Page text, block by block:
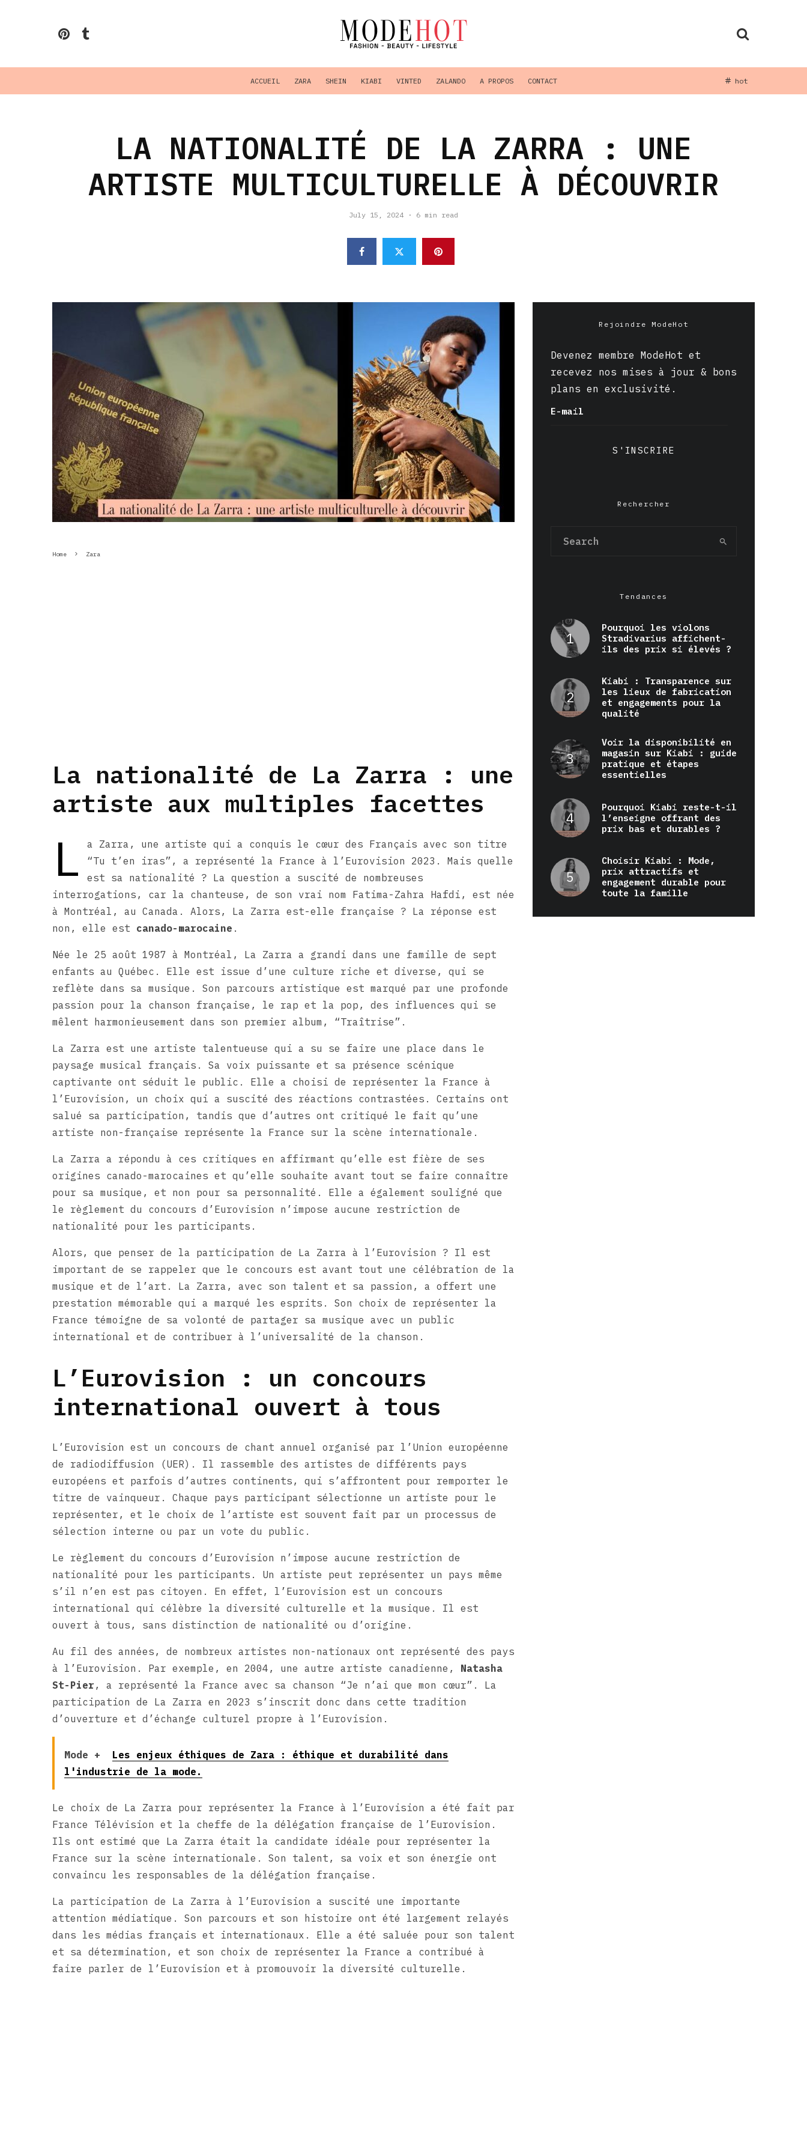
ACCUEIL ZARA SHEIN KIABI VINTED ZALANDO A PROPOS CONTACT hot
LA NATIONALITÉ DE LA ZARRA : UNE
ARTISTE MULTICULTURELLE À DÉCOUVRIR
July 15, 2024 · 6 min read
Home Zara
La nationalité de La Zarra : une
artiste aux multiples facettes
L
a Zarra, une artiste qui a conquis le cœur des Français avec son titre
“Tu t’en iras”, a représenté la France à l’Eurovision 2023. Mais quelle
est sa nationalité ? La question a suscité de nombreuses
interrogations, car la chanteuse, de son vrai nom Fatima-Zahra Hafdi, est née
à Montréal, au Canada. Alors, La Zarra est-elle française ? La réponse est
non, elle est canado-marocaine .
Née le 25 août 1987 à Montréal, La Zarra a grandi dans une famille de sept
enfants au Québec. Elle est issue d’une culture riche et diverse, qui se
reflète dans sa musique. Son parcours artistique est marqué par une profonde
passion pour la chanson française, le rap et la pop, des influences qui se
mêlent harmonieusement dans son premier album, “Traîtrise”.
La Zarra est une artiste talentueuse qui a su se faire une place dans le
paysage musical français. Sa voix puissante et sa présence scénique
captivante ont séduit le public. Elle a choisi de représenter la France à
l’Eurovision, un choix qui a suscité des réactions contrastées. Certains ont
salué sa participation, tandis que d’autres ont critiqué le fait qu’une
artiste non-française représente la France sur la scène internationale.
La Zarra a répondu à ces critiques en affirmant qu’elle est fière de ses
origines canado-marocaines et qu’elle souhaite avant tout se faire connaître
pour sa musique, et non pour sa personnalité. Elle a également souligné que
le règlement du concours d’Eurovision n’impose aucune restriction de
nationalité pour les participants.
Alors, que penser de la participation de La Zarra à l’Eurovision ? Il est
important de se rappeler que le concours est avant tout une célébration de la
musique et de l’art. La Zarra, avec son talent et sa passion, a offert une
prestation mémorable qui a marqué les esprits. Son choix de représenter la
France témoigne de sa volonté de partager sa musique avec un public
international et de contribuer à l’universalité de la chanson.
L’Eurovision : un concours
international ouvert à tous
L’Eurovision est un concours de chant annuel organisé par l’Union européenne
de radiodiffusion (UER). Il rassemble des artistes de différents pays
européens et parfois d’autres continents, qui s’affrontent pour remporter le
titre de vainqueur. Chaque pays participant sélectionne un artiste pour le
représenter, et le choix de l’artiste est souvent fait par un processus de
sélection interne ou par un vote du public.
Le règlement du concours d’Eurovision n’impose aucune restriction de
nationalité pour les participants. Un artiste peut représenter un pays même
s’il n’en est pas citoyen. En effet, l’Eurovision est un concours
international qui célèbre la diversité culturelle et la musique. Il est
ouvert à tous, sans distinction de nationalité ou d’origine.
Au fil des années, de nombreux artistes non-nationaux ont représenté des pays
à l’Eurovision. Par exemple, en 2004, une autre artiste canadienne, Natasha
St-Pier , a représenté la France avec sa chanson “Je n’ai que mon cœur”. La
participation de La Zarra en 2023 s’inscrit donc dans cette tradition
d’ouverture et d’échange culturel propre à l’Eurovision.
Mode +
Les enjeux éthiques de Zara : éthique et durabilité dans
l'industrie de la mode.
Le choix de La Zarra pour représenter la France à l’Eurovision a été fait par
France Télévision et la cheffe de la délégation française de l’Eurovision.
Ils ont estimé que La Zarra était la candidate idéale pour représenter la
France sur la scène internationale. Son talent, sa voix et son énergie ont
convaincu les responsables de la délégation française.
La participation de La Zarra à l’Eurovision a suscité une importante
attention médiatique. Son parcours et son histoire ont été largement relayés
dans les médias français et internationaux. Elle a été saluée pour son talent
et sa détermination, et son choix de représenter la France a contribué à
faire parler de l’Eurovision et à promouvoir la diversité culturelle.
Rejoindre ModeHot
Devenez membre ModeHot et
recevez nos mises à jour & bons
plans en exclusivité.
E-mail
S'INSCRIRE
Rechercher
Tendances
Pourquoi les violons
Stradivarius affichent-
ils des prix si élevés ?
Kiabi : Transparence sur
les lieux de fabrication
et engagements pour la
qualité
Voir la disponibilité en
magasin sur Kiabi : guide
pratique et étapes
essentielles
Pourquoi Kiabi reste-t-il
l’enseigne offrant des
prix bas et durables ?
Choisir Kiabi : Mode,
prix attractifs et
engagement durable pour
toute la famille